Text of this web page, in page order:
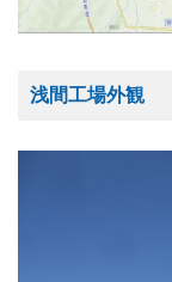
浅間工場外観